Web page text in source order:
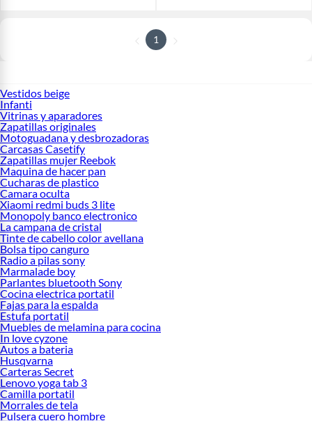
1
Vestidos beige
Infanti
Vitrinas y aparadores
Zapatillas originales
Motoguadana y desbrozadoras
Carcasas Casetify
Zapatillas mujer Reebok
Maquina de hacer pan
Cucharas de plastico
Camara oculta
Xiaomi redmi buds 3 lite
Monopoly banco electronico
La campana de cristal
Tinte de cabello color avellana
Bolsa tipo canguro
Radio a pilas sony
Marmalade boy
Parlantes bluetooth Sony
Cocina electrica portatil
Fajas para la espalda
Estufa portatil
Muebles de melamina para cocina
In love cyzone
Autos a bateria
Husqvarna
Carteras Secret
Lenovo yoga tab 3
Camilla portatil
Morrales de tela
Pulsera cuero hombre